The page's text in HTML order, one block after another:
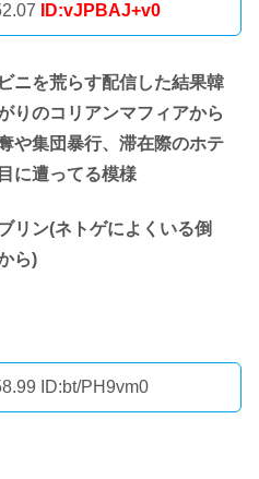
ID:vJPBAJ+v0
ニを荒らす配信した結果韓
りのコリアンマフィアから
や集団暴行、滞在際のホテ
に遭ってる模様
リン(ネトゲによくいる倒
ら)
ID:bt/PH9vm0